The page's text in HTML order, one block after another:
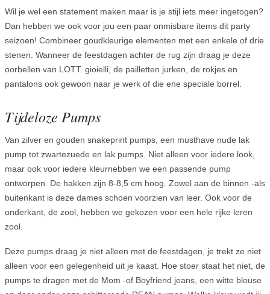
Wil je wel een statement maken maar is je stijl iets meer ingetogen?
Dan hebben we ook voor jou een paar onmisbare items dit party
seizoen! Combineer goudkleurige elementen met een enkele of drie
stenen. Wanneer de feestdagen achter de rug zijn draag je deze
oorbellen van LOTT. gioielli, de pailletten jurken, de rokjes en
pantalons ook gewoon naar je werk of die ene speciale borrel.
Tijdeloze Pumps
Van zilver en gouden snakeprint pumps, een musthave nude lak
pump tot zwartezuede en lak pumps. Niet alleen voor iedere look,
maar ook voor iedere kleurnebben we een passende pump
ontworpen. De hakken zijn 8-8,5 cm hoog. Zowel aan de binnen -als
buitenkant is deze dames schoen voorzien van leer. Ook voor de
onderkant, de zool, hebben we gekozen voor een hele rijke leren
zool.
Deze pumps draag je niet alleen met de feestdagen, je trekt ze niet
alleen voor een gelegenheid uit je kaast. Hoe stoer staat het niet, de
pumps te dragen met de Mom -of Boyfriend jeans, een witte blouse